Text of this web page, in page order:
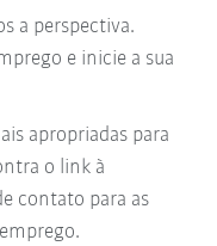
a perspectiva.
e inicie a sua
apropriadas para
o link à
contato para as